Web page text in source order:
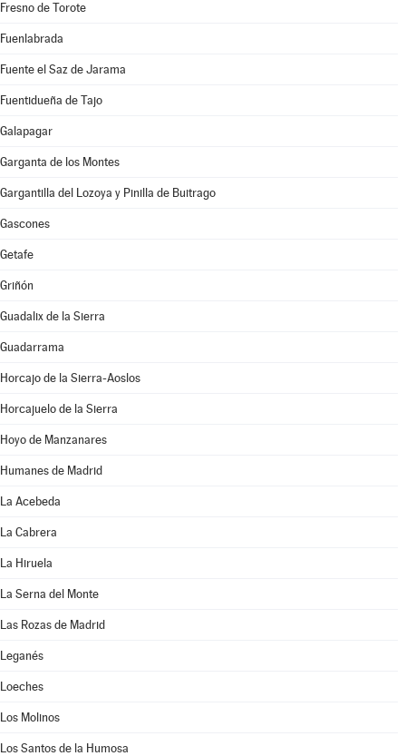
Fresno de Torote
Fuenlabrada
Fuente el Saz de Jarama
Fuentidueña de Tajo
Galapagar
Garganta de los Montes
Gargantilla del Lozoya y Pinilla de Buitrago
Gascones
Getafe
Griñón
Guadalix de la Sierra
Guadarrama
Horcajo de la Sierra-Aoslos
Horcajuelo de la Sierra
Hoyo de Manzanares
Humanes de Madrid
La Acebeda
La Cabrera
La Hiruela
La Serna del Monte
Las Rozas de Madrid
Leganés
Loeches
Los Molinos
Los Santos de la Humosa